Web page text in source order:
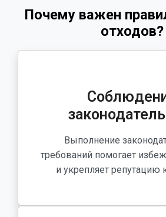
Почему важен
отходов?
Выполнение
требований помогает
и укрепляет репутацию